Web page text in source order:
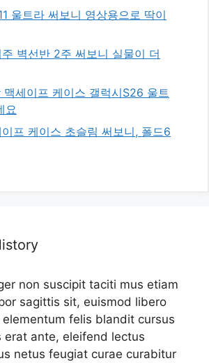
울트라 써보니 영상용으로 딱이
벽선반 2주 써보니 실물이 더
맥세이프 케이스 갤럭시S26 울트
요
프 케이스 초슬림 써보니, 폴드6
non suscipit taciti mus etiam
sagittis sit, euismod libero
felis blandit cursus
erat ante, eleifend lectus
netus feugiat curae curabitur